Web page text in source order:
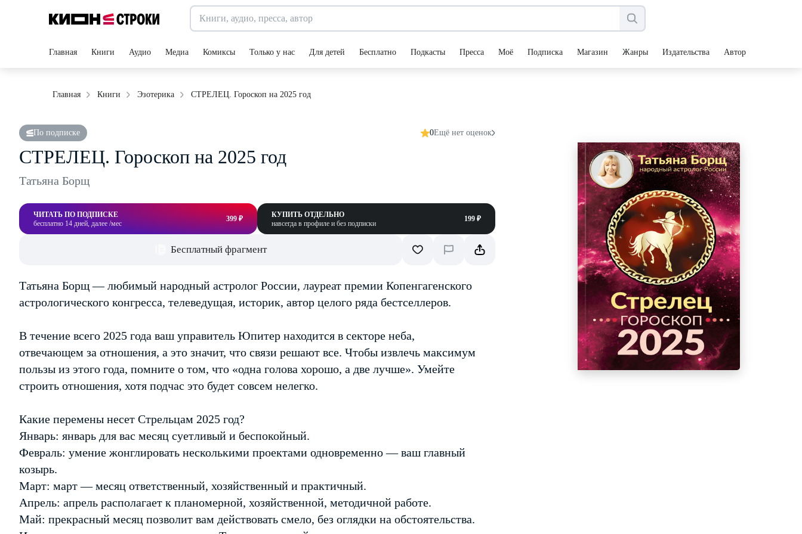
Главная Книги Аудио Медиа Комиксы Только у нас Для детей Бесплатно Подкасты Пресса Моё Подписка Магазин Жанры Издательства Авторы
Главная Книги Эзотерика СТРЕЛЕЦ. Гороскоп на 2025 год
По подписке 0Ещё нет оценок
СТРЕЛЕЦ. Гороскоп на 2025 год
Татьяна Борщ
ЧИТАТЬ ПО ПОДПИСКЕ
бесплатно 14 дней, далее /мес
399 ₽
КУПИТЬ ОТДЕЛЬНО
навсегда в профиле и без подписки
199 ₽
Бесплатный фрагмент
Татьяна Борщ — любимый народный астролог России, лауреат премии Копенгагенского
астрологического конгресса, телеведущая, историк, автор целого ряда бестселлеров.
В течение всего 2025 года ваш управитель Юпитер находится в секторе неба,
отвечающем за отношения, а это значит, что связи решают все. Чтобы извлечь максимум
пользы из этого года, помните о том, что «одна голова хорошо, а две лучше». Умейте
строить отношения, хотя подчас это будет совсем нелегко.
Какие перемены несет Стрельцам 2025 год?
Январь: январь для вас месяц суетливый и беспокойный.
Февраль: умение жонглировать несколькими проектами одновременно — ваш главный
козырь.
Март: март — месяц ответственный, хозяйственный и практичный.
Апрель: апрель располагает к планомерной, хозяйственной, методичной работе.
Май: прекрасный месяц позволит вам действовать смело, без оглядки на обстоятельства.